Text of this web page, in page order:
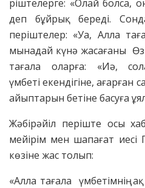
ріштелерге: «Олай болса,
деп бұйрық береді.
періштелер: «Уа, Алла
мынадай күнә жасағаны
тағала оларға: «Иә,
үмбеті екендігіне,
айыптарын бетіне басуға
Жәбірәйіл періште осы
мейірім мен шапағат иесі
көзіне жас толып:
«Алла тағала үмбетімнің